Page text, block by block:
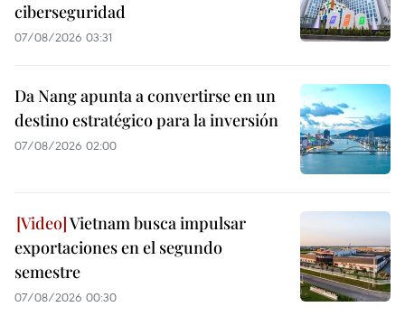
ciberseguridad
07/08/2026 03:31
Da Nang apunta a convertirse en un
destino estratégico para la inversión
07/08/2026 02:00
Vietnam busca impulsar
exportaciones en el segundo
semestre
07/08/2026 00:30